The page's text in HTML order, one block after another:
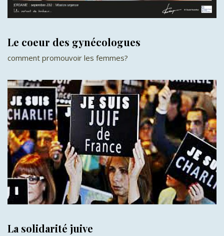
Le coeur des gynécologues
comment promouvoir les femmes?
La solidarité juive